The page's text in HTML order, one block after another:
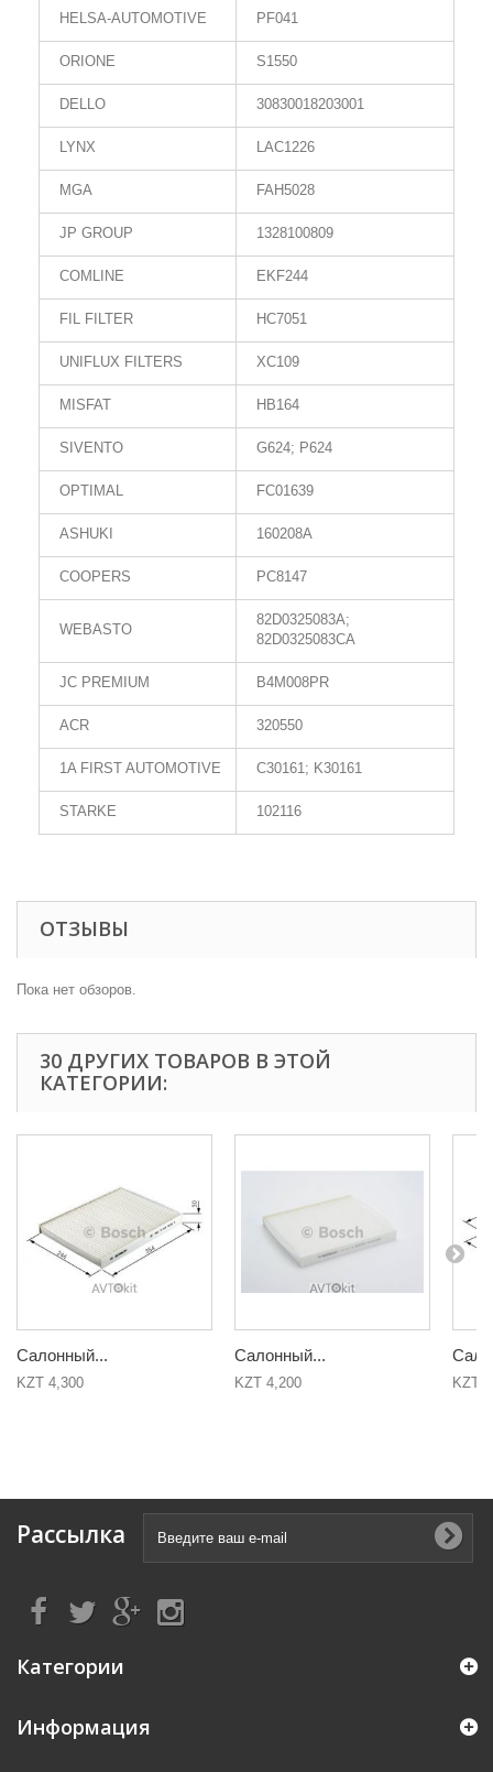
HELSA-AUTOMOTIVE PF041
ORIONE S1550
DELLO 30830018203001
LYNX LAC1226
MGA FAH5028
JP GROUP 1328100809
COMLINE EKF244
FIL FILTER HC7051
UNIFLUX FILTERS XC109
MISFAT HB164
SIVENTO G624; P624
OPTIMAL FC01639
ASHUKI 160208A
COOPERS PC8147
WEBASTO
82D0325083A;
82D0325083CA
JC PREMIUM B4M008PR
ACR 320550
1A FIRST AUTOMOTIVE C30161; K30161
STARKE 102116
ОТЗЫВЫ
Пока нет обзоров.
30 ДРУГИХ ТОВАРОВ В ЭТОЙ
КАТЕГОРИИ:
Салонный...
KZT 4,300
Салонный...
KZT 4,200 KZT
Рассылка
Категории
Информация